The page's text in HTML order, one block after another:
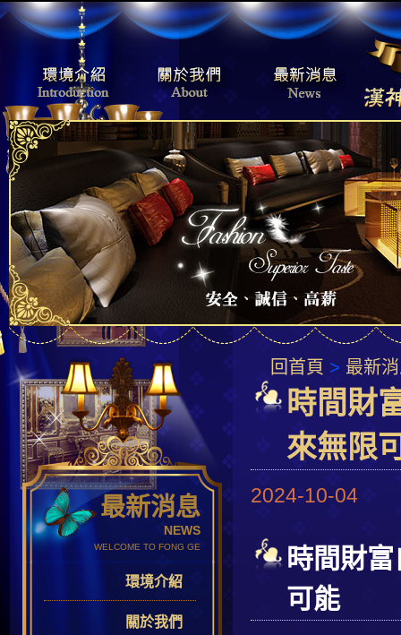
最新消息
NEWS
WELCOME TO FONG GE
環境介紹
關於我們
回首頁 > 最新
時間財
來無限
2024-10-04
時間財
可能